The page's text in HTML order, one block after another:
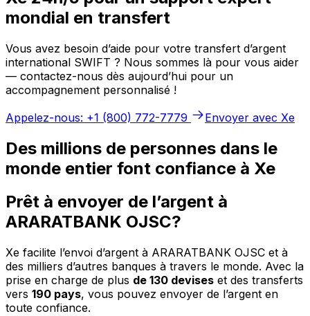
mondial en transfert
Vous avez besoin d’aide pour votre transfert d’argent
international SWIFT ? Nous sommes là pour vous aider
— contactez-nous dès aujourd’hui pour un
accompagnement personnalisé !
Appelez-nous: +1 (800) 772-7779
Envoyer avec Xe
Des millions de personnes dans le
monde entier font confiance à Xe
Prêt à envoyer de l’argent à
ARARATBANK OJSC?
Xe facilite l’envoi d’argent à ARARATBANK OJSC et à
des milliers d’autres banques à travers le monde. Avec la
prise en charge de plus de 130 devises et des transferts
vers 190 pays, vous pouvez envoyer de l’argent en
toute confiance.